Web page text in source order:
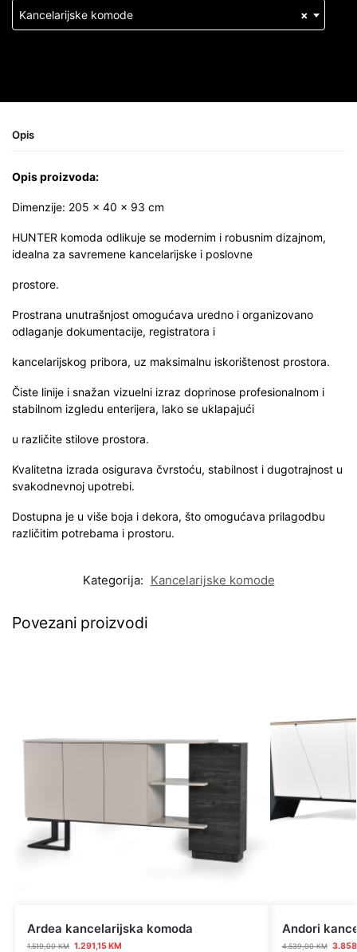
×
Kancelarijske komode
Opis
Opis proizvoda:
Dimenzije: 205 × 40 × 93 cm
HUNTER komoda odlikuje se modernim i robusnim dizajnom,
idealna za savremene kancelarijske i poslovne
prostore.
Prostrana unutrašnjost omogućava uredno i organizovano
odlaganje dokumentacije, registratora i
kancelarijskog pribora, uz maksimalnu iskorištenost prostora.
Čiste linije i snažan vizuelni izraz doprinose profesionalnom i
stabilnom izgledu enterijera, lako se uklapajući
u različite stilove prostora.
Kvalitetna izrada osigurava čvrstoću, stabilnost i dugotrajnost u
svakodnevnoj upotrebi.
Dostupna je u više boja i dekora, što omogućava prilagodbu
različitim potrebama i prostoru.
Kategorija: Kancelarijske komode
Povezani proizvodi
Ardea kancelarijska komoda
1.519,00KM 1.291,15KM
Andori
4.539,00KM